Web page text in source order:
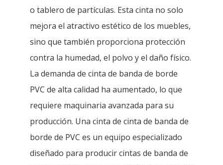
o tablero de partículas. Esta cinta no solo
mejora el atractivo estético de los muebles,
sino que también proporciona protección
contra la humedad, el polvo y el daño físico.
La demanda de cinta de banda de borde
PVC de alta calidad ha aumentado, lo que
requiere maquinaria avanzada para su
producción. Una cinta de cinta de banda de
borde de PVC es un equipo especializado
diseñado para producir cintas de banda de